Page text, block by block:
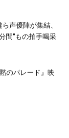
声優陣が集結、
間”もの拍手喝采
のパレード』映